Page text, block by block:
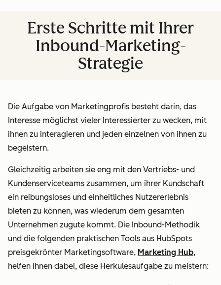
Erste Schritte mit Ihrer
Inbound-Marketing-
Strategie
Die Aufgabe von Marketingprofis besteht darin, das
Interesse möglichst vieler Interessierter zu wecken, mit
ihnen zu interagieren und jeden einzelnen von ihnen zu
begeistern.
Gleichzeitig arbeiten sie eng mit den Vertriebs- und
Kundenserviceteams zusammen, um ihrer Kundschaft
ein reibungsloses und einheitliches Nutzererlebnis
bieten zu können, was wiederum dem gesamten
Unternehmen zugute kommt. Die Inbound-Methodik
und die folgenden praktischen Tools aus HubSpots
preisgekrönter Marketingsoftware, Marketing Hub,
helfen Ihnen dabei, diese Herkulesaufgabe zu meistern: